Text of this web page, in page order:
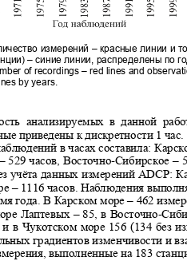
измерений –красные линии и
–синие линии, распределены по
of recordings – red lines and
by years.
анализируемых в данной
приведены к дискретности 1
в часах составила:
529 часов, Восточно-Сибирское–
учёта данных измерений ADCP:
– 1116 часов. Наблюдения
года. В Карском море– 462
Лаптевых– 85,в Восточно-
в Чукотском море 156 (134 без
градиентов изменчивости и
выполненные на 183